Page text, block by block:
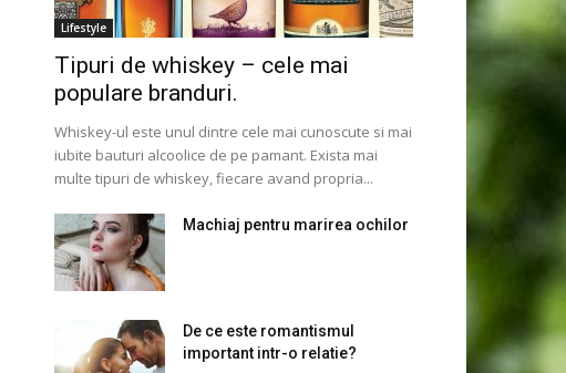
Lifestyle
Tipuri de whiskey – cele mai
populare branduri.
Whiskey-ul este unul dintre cele mai cunoscute si mai
iubite bauturi alcoolice de pe pamant. Exista mai
multe tipuri de whiskey, fiecare avand propria...
Machiaj pentru marirea ochilor
De ce este romantismul
important intr-o relatie?